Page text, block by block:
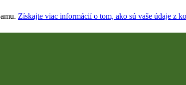
Získajte viac informácií o tom, ako sú vaše údaje z